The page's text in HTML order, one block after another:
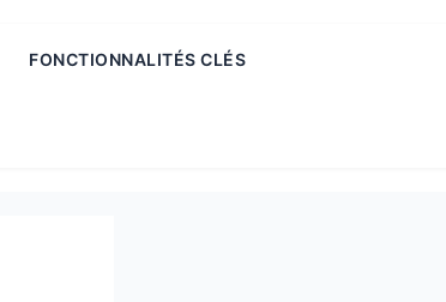
FONCTIONNALITÉS CLÉS